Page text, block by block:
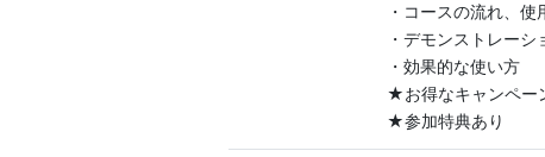
・コースの流れ、使
・デモンストレーシ
・効果的な使い方
★お得なキャンペー
★参加特典あり